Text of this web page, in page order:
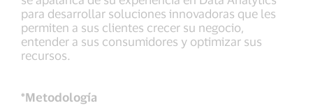
para desarrollar soluciones innovadoras que les
permiten a sus clientes crecer su negocio,
entender a sus consumidores y optimizar sus
recursos.
*Metodología